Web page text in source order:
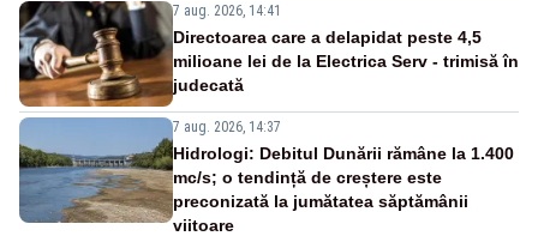
7 aug. 2026, 14:41
Directoarea care a delapidat peste 4,5
milioane lei de la Electrica Serv - trimisă în
judecată
7 aug. 2026, 14:37
Hidrologi: Debitul Dunării rămâne la 1.400
mc/s; o tendință de creștere este
preconizată la jumătatea săptămânii
viitoare